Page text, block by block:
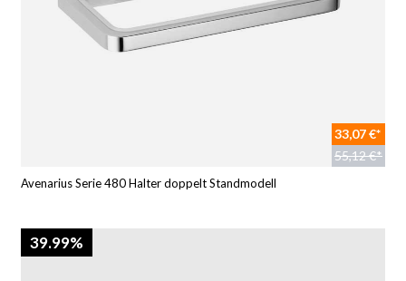
33,07 €*
55,12 €*
Avenarius Serie 480 Halter doppelt Standmodell
39.99%